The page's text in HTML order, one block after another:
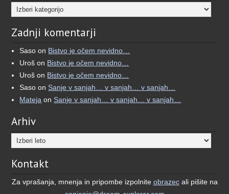
Kategorije
Zadnji komentarji
Saso on Bistvo je očem nevidno…
Uroš on Bistvo je očem nevidno…
Uroš on Bistvo je očem nevidno…
Saso onSanje v sanjah… v sanjah… v sanjah…
Mateja onSanje v sanjah… v sanjah… v sanjah…
Arhiv
Kontakt
Za vprašanja, mnenja in pripombe izpolnite obrazec ali pišite na